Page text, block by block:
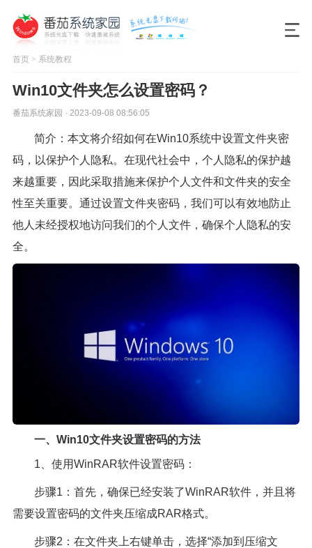
首页> 系统教程
Win10文件夹怎么设置密码？
番茄系统家园 · 2023-09-08 08:56:05
简介：本文将介绍如何在Win10系统中设置文件夹密
码，以保护个人隐私。在现代社会中，个人隐私的保护越
来越重要，因此采取措施来保护个人文件和文件夹的安全
性至关重要。通过设置文件夹密码，我们可以有效地防止
他人未经授权地访问我们的个人文件，确保个人隐私的安
全。
一、Win10文件夹设置密码的方法
1、使用WinRAR软件设置密码：
步骤1：首先，确保已经安装了WinRAR软件，并且将
需要设置密码的文件夹压缩成RAR格式。
步骤2：在文件夹上右键单击，选择“添加到压缩文